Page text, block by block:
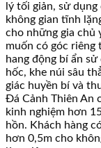
lý tối giản, sử
không gian tĩnh
cho những gia chủ
muốn có góc riêng
hang động bí ẩn
hốc, khe núi sâu
giác huyền bí và
Đá Cảnh Thiên An
kinh nghiệm hơn
hồn. Khách hàng
hơn 0,5m cho